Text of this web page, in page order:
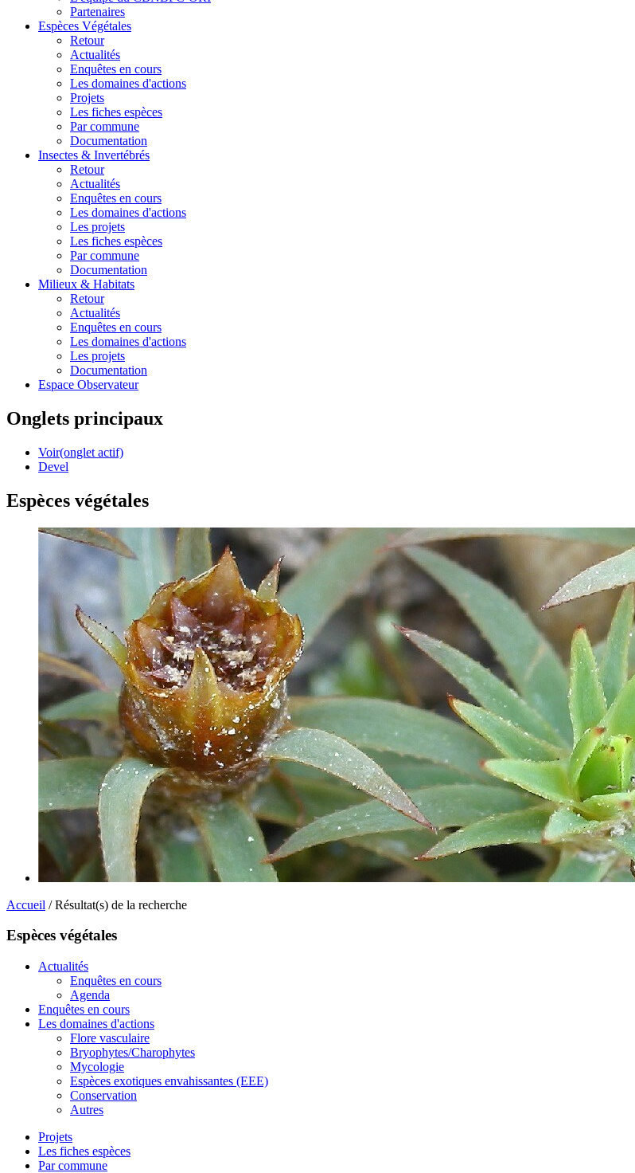
Partenaires
Espèces Végétales
Retour
Actualités
Enquêtes en cours
Les domaines d'actions
Projets
Les fiches espèces
Par commune
Documentation
Insectes & Invertébrés
Retour
Actualités
Enquêtes en cours
Les domaines d'actions
Les projets
Les fiches espèces
Par commune
Documentation
Milieux & Habitats
Retour
Actualités
Enquêtes en cours
Les domaines d'actions
Les projets
Documentation
Espace Observateur
Onglets principaux
Voir(onglet actif)
Devel
Espèces végétales
Accueil / Résultat(s) de la recherche
Espèces végétales
Actualités
Enquêtes en cours
Agenda
Enquêtes en cours
Les domaines d'actions
Flore vasculaire
Bryophytes/Charophytes
Mycologie
Espèces exotiques envahissantes (EEE)
Conservation
Autres
Projets
Les fiches espèces
Par commune